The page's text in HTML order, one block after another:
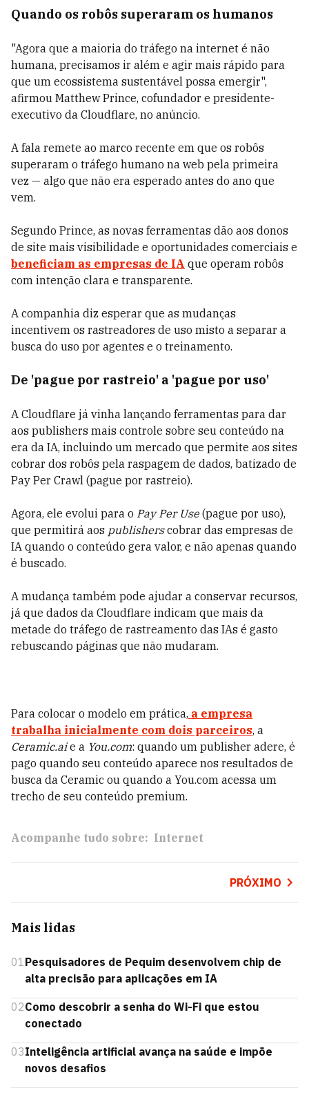
Quando os robôs superaram os humanos
"Agora que a maioria do tráfego na internet é não
humana, precisamos ir além e agir mais rápido para
que um ecossistema sustentável possa emergir",
afirmou Matthew Prince, cofundador e presidente-
executivo da Cloudflare, no anúncio.
A fala remete ao marco recente em que os robôs
superaram o tráfego humano na web pela primeira
vez — algo que não era esperado antes do ano que
vem.
Segundo Prince, as novas ferramentas dão aos donos
de site mais visibilidade e oportunidades comerciais e
beneficiam as empresas de IA que operam robôs
com intenção clara e transparente.
A companhia diz esperar que as mudanças
incentivem os rastreadores de uso misto a separar a
busca do uso por agentes e o treinamento.
De 'pague por rastreio' a 'pague por uso'
A Cloudflare já vinha lançando ferramentas para dar
aos publishers mais controle sobre seu conteúdo na
era da IA, incluindo um mercado que permite aos sites
cobrar dos robôs pela raspagem de dados, batizado de
Pay Per Crawl (pague por rastreio).
Agora, ele evolui para o Pay Per Use(pague por uso),
que permitirá aos publisherscobrar das empresas de
IA quando o conteúdo gera valor, e não apenas quando
é buscado.
A mudança também pode ajudar a conservar recursos,
já que dados da Cloudflare indicam que mais da
metade do tráfego de rastreamento das IAs é gasto
rebuscando páginas que não mudaram.
Para colocar o modelo em prática, a empresa
trabalha inicialmente com dois parceiros, a
Ceramic.aie a You.com: quando um publisher adere, é
pago quando seu conteúdo aparece nos resultados de
busca da Ceramic ou quando a You.com acessa um
trecho de seu conteúdo premium.
Acompanhe tudo sobre: Internet
PRÓXIMO
Mais lidas
01Pesquisadores de Pequim desenvolvem chip de
alta precisão para aplicações em IA
02Como descobrir a senha do Wi-Fi que estou
conectado
03Inteligência artificial avança na saúde e impõe
novos desafios